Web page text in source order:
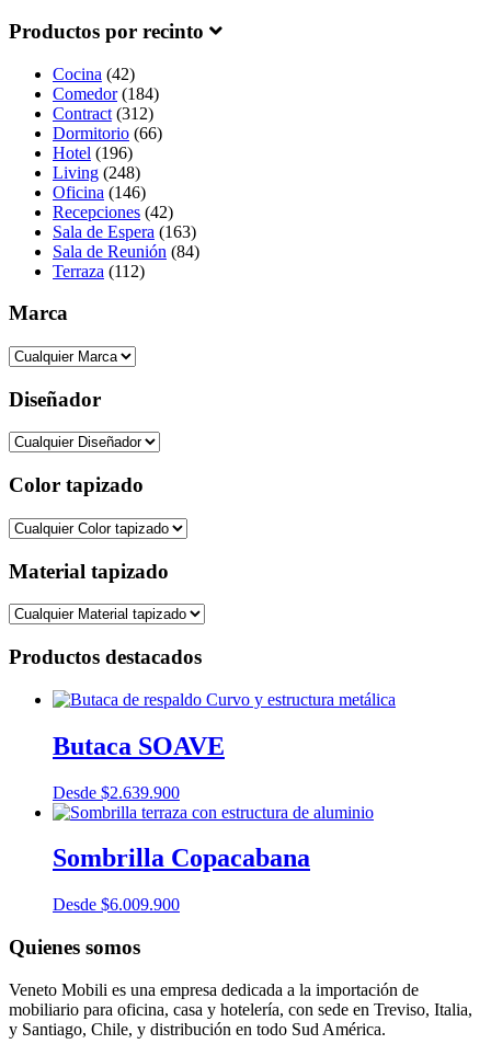
Productos por recinto
Cocina (42)
Comedor(184)
Contract (312)
Dormitorio (66)
Hotel (196)
Living (248)
Oficina (146)
Recepciones (42)
Sala de Espera (163)
Sala de Reunión (84)
Terraza (112)
Marca
Diseñador
Color tapizado
Material tapizado
Productos destacados
Butaca SOAVE
Desde $2.639.900
Sombrilla Copacabana
Desde $6.009.900
Quienes somos
Veneto Mobili es una empresa dedicada a la importación de
mobiliario para oficina, casa y hotelería, con sede en Treviso, Italia,
y Santiago, Chile, y distribución en todo Sud América.